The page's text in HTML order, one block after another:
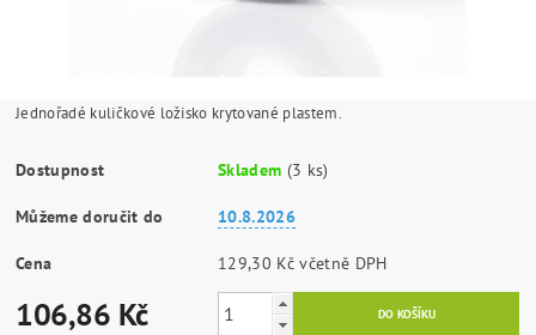
Jednořadé kuličkové ložisko krytované plastem.
Dostupnost Skladem (3 ks)
Můžeme doručit do 10.8.2026
Cena 129,30 Kč včetně DPH
106,86 Kč